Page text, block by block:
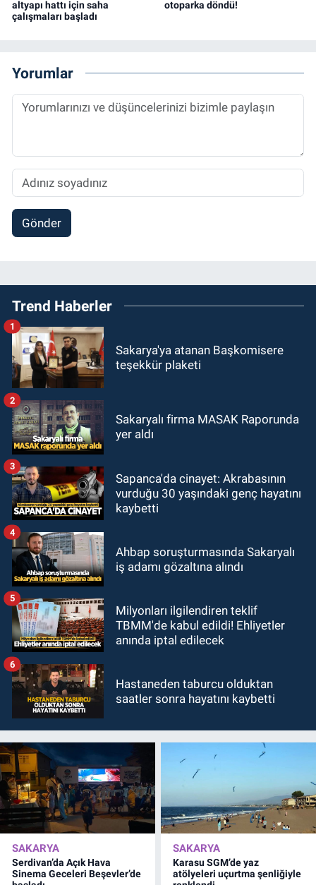
altyapı hattı için saha
çalışmaları başladı
otoparka döndü!
Yorumlar
Gönder
Trend Haberler
Sakarya'ya atanan Başkomisere
teşekkür plaketi
1
Sakaryalı firma MASAK Raporunda
yer aldı
2
Sapanca'da cinayet: Akrabasının
vurduğu 30 yaşındaki genç hayatını
kaybetti
3
Ahbap soruşturmasında Sakaryalı
iş adamı gözaltına alındı
4
Milyonları ilgilendiren teklif
TBMM'de kabul edildi! Ehliyetler
anında iptal edilecek
5
Hastaneden taburcu olduktan
saatler sonra hayatını kaybetti
6
SAKARYA
Serdivan’da Açık Hava
Sinema Geceleri Beşevler’de
SAKARYA
Karasu SGM’de yaz
atölyeleri uçurtma şenliğiyle